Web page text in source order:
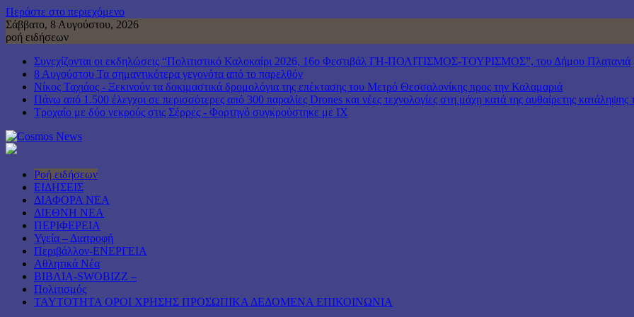
Περάστε στο περιεχόμενο
Σάββατο, 8 Αυγούστου, 2026
ροή ειδήσεων
Συνεχίζονται οι εκδηλώσεις “Πολιτιστικό Καλοκαίρι 2026, 16ο Φεστιβάλ ΓΗ-ΠΟΛΙΤΙΣΜΟΣ-ΤΟΥΡΙΣΜΟΣ”, του Δήμου Πλατανιά
8 Αυγούστου Τα σημαντικότερα γεγονότα από το παρελθόν
Νίκος Ταχιάος - Ξεκινούν τα δοκιμαστικά δρομολόγια της επέκτασης του Μετρό Θεσσαλονίκης προς την Καλαμαριά
Πάνω από 1.500 έλεγχοι σε περισσότερες από 300 παραλίες Drones και νέες τεχνολογίες στη μάχη κατά της αυθαίρετης κατάληψης
Τροχαίο με δύο νεκρούς στις Σέρρες - Φορτηγό συγκρούστηκε με ΙΧ
Ροή ειδήσεων
ΕΙΔΗΣΕΙΣ
ΔΙΑΦΟΡΑ ΝΕΑ
ΔΙΕΘΝΗ ΝΕΑ
ΠΕΡΙΦΕΡΕΙΑ
Υγεία – Διατροφή
Περιβάλλον-ΕΝΕΡΓΕΙΑ
Αθλητικά Νέα
ΒΙΒΛΙΑ-SWOBIZZ –
Πολιτισμός
TAYTOTHTA ΟΡΟΙ ΧΡΗΣΗΣ ΠΡΟΣΩΠΙΚΑ ΔΕΔΟΜΕΝΑ ΕΠΙΚΟΙΝΩΝΙΑ